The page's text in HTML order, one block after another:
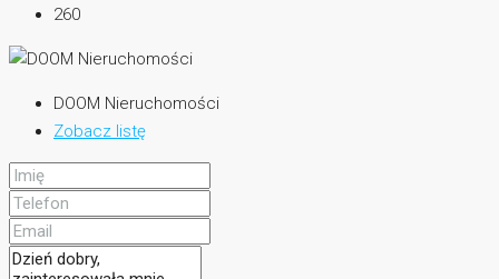
260
DOOM Nieruchomości
Zobacz listę